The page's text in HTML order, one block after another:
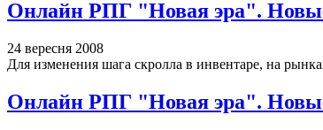
Онлайн РПГ "Новая эра".
24 вересня 2008
Для изменения шага скролла в инвентаре, на
Онлайн РПГ "Новая эра".